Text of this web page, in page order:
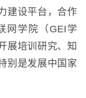
建设平台，合作
网学院（GEI学
展培训研究、知
别是发展中国家